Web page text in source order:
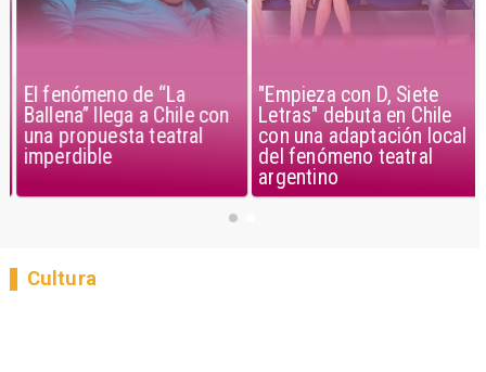
El fenómeno de “La
Ballena” llega a Chile con
una propuesta teatral
imperdible
"Empieza con D, Siete
Letras" debuta en Chile
con una adaptación local
del fenómeno teatral
argentino
Cultura